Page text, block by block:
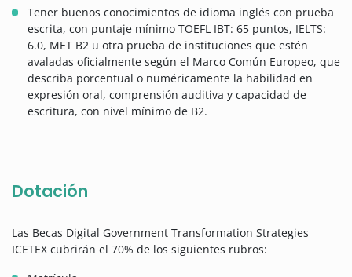
Tener buenos conocimientos de idioma inglés con prueba
escrita, con puntaje mínimo TOEFL IBT: 65 puntos, IELTS:
6.0, MET B2 u otra prueba de instituciones que estén
avaladas oficialmente según el Marco Común Europeo, que
describa porcentual o numéricamente la habilidad en
expresión oral, comprensión auditiva y capacidad de
escritura, con nivel mínimo de B2.
Dotación
Las Becas Digital Government Transformation Strategies
ICETEX cubrirán el 70% de los siguientes rubros: